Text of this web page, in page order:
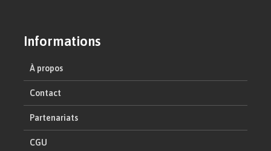
Informations
À propos
Contact
Partenariats
CGU